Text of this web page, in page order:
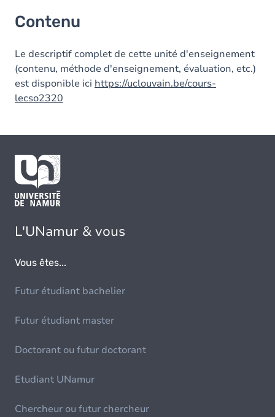
Contenu
Le descriptif complet de cette unité d'enseignement
(contenu, méthode d'enseignement, évaluation, etc.)
est disponible ici https://uclouvain.be/cours-
lecso2320
L'UNamur & vous
Vous êtes...
Futur étudiant bachelier
Futur étudiant master
Doctorant ou futur doctorant
Etudiant UNamur
Chercheur ou futur chercheur